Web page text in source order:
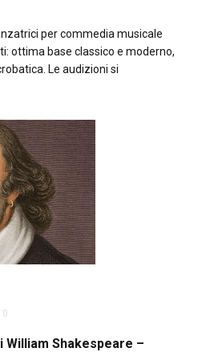
per commedia musicale
ottima base classico e moderno,
Le audizioni si
0
William Shakespeare –